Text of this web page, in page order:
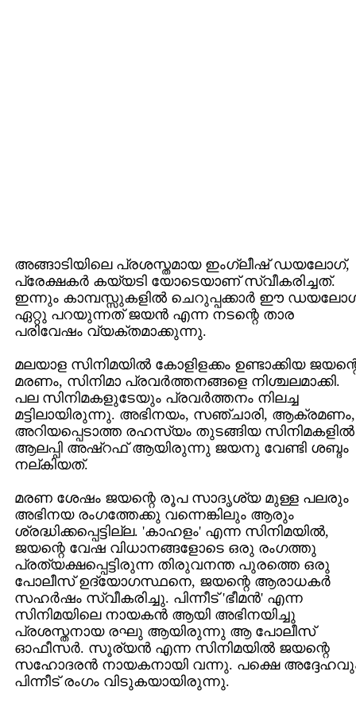
അങ്ങാടിയിലെ പ്രശസ്തമായ ഇംഗ്ലീഷ് ഡയലോഗ്,
പ്രേക്ഷകര്‍ കയ്യടി യോടെയാണ് സ്വീകരിച്ചത്.
ഇന്നും കാമ്പസ്സുകളില്‍ ചെറുപ്പക്കാര്‍ ഈ
ഏറ്റു പറയുന്നത് ജയന്‍ എന്ന നടന്റെ താര
പരിവേഷം വ്യക്തമാക്കുന്നു.
മലയാള സിനിമയില്‍ കോളിളക്കം ഉണ്ടാക്കിയ
മരണം, സിനിമാ പ്രവര്‍ത്തനങ്ങളെ നിശ്ചലമാക്കി.
പല സിനിമകളുടേയും പ്രവര്‍ത്തനം നിലച്ച
മട്ടിലായിരുന്നു. അഭിനയം, സഞ്ചാരി, ആക്രമണം,
അറിയപ്പെടാത്ത രഹസ്യം തുടങ്ങിയ സിനിമകളില്‍
ആലപ്പി അഷ്റഫ് ആയിരുന്നു ജയനു വേണ്ടി ശബ്ദം
നല്കിയത്.
മരണ ശേഷം ജയന്റെ രൂപ സാദൃശ്യ മുള്ള പലരും
അഭിനയ രംഗത്തേക്കു വന്നെങ്കിലും ആരും
ശ്രദ്ധിക്കപ്പെട്ടില്ല. 'കാഹളം' എന്ന സിനിമയില്‍,
ജയന്റെ വേഷ വിധാനങ്ങളോടെ ഒരു രംഗത്തു
പ്രത്യക്ഷപ്പെട്ടിരുന്ന തിരുവനന്ത പുരത്തെ ഒരു
പോലീസ് ഉദ്യോഗസ്ഥനെ, ജയന്റെ ആരാധകര്‍
സഹര്‍ഷം സ്വീകരിച്ചു. പിന്നീട് 'ഭീമന്‍' എന്ന
സിനിമയിലെ നായകന്‍ ആയി അഭിനയിച്ചു
പ്രശസ്തനായ രഘു ആയിരുന്നു ആ പോലീസ്
ഓഫീസര്‍. സൂര്യന്‍ എന്ന സിനിമയില്‍ ജയന്റെ
സഹോദരന്‍ നായകനായി വന്നു. പക്ഷെ
പിന്നീട് രംഗം വിടുകയായിരുന്നു.